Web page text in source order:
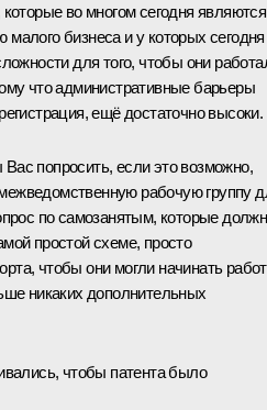
во многом сегодня являются
бизнеса и у которых
для того, чтобы они
что административные барьеры
ещё достаточно высоки.
попросить, если это возможно,
рабочую группу
по самозанятым, которые
простой схеме, просто
чтобы они могли начинать
никаких дополнительных
чтобы патента было